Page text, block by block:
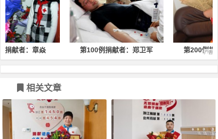
第100例捐献者：郑卫军 第200例捐献者：柳蓓蕾
相关文章